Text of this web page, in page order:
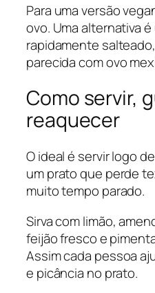
Para uma versão
ovo. Uma alternativa
rapidamente
parecida com ovo
Como servir,
reaquecer
O ideal é servir logo
um prato que perde
muito tempo parado.
Sirva com limão,
feijão fresco e
Assim cada pessoa
e picância no prato.